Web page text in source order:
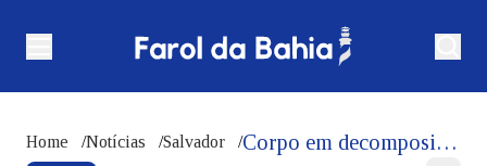
Home /Notícias /Salvador / Corpo em decomposição é encontrado nas regiões do Acesso Norte em Salvador